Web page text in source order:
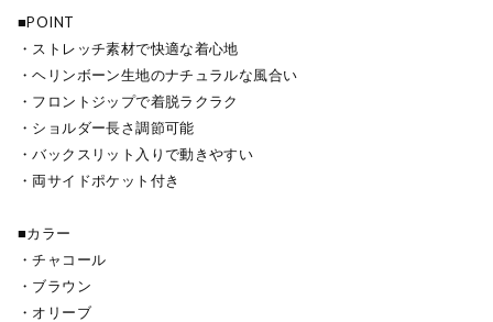
■POINT
・ストレッチ素材で快適な着心地
・ヘリンボーン生地のナチュラルな風合い
・フロントジップで着脱ラクラク
・ショルダー長さ調節可能
・バックスリット入りで動きやすい
・両サイドポケット付き
■カラー
・チャコール
・ブラウン
・オリーブ